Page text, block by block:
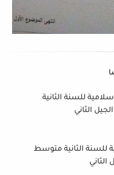
للسنة الثانية
الثاني
للسنة الثانية متوسط
الثاني